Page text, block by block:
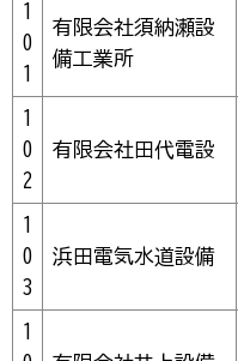
1
0
1
有限会社須納瀬設
備工業所
1
0
2
有限会社田代電設
1
0
3
浜田電気水道設備
1